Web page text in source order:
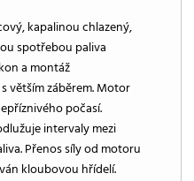
kapalinou chlazený,
spotřebou paliva
a montáž
větším záběrem. Motor
počasí.
intervaly mezi
Přenos síly od motoru
kloubovou hřídelí.